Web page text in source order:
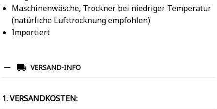
Maschinenwäsche, Trockner bei niedriger Temperatur
(natürliche Lufttrocknung empfohlen)
Importiert
VERSAND-INFO
1. VERSANDKOSTEN: